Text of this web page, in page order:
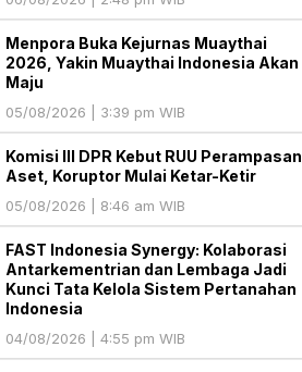
Menpora Buka Kejurnas Muaythai
2026, Yakin Muaythai Indonesia Akan
Maju
05/08/2026 | 3:39 pm WIB
Komisi III DPR Kebut RUU Perampasan
Aset, Koruptor Mulai Ketar-Ketir
05/08/2026 | 8:46 am WIB
FAST Indonesia Synergy: Kolaborasi
Antarkementrian dan Lembaga Jadi
Kunci Tata Kelola Sistem Pertanahan
Indonesia
04/08/2026 | 4:55 pm WIB